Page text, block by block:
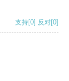
支持[0] 反对[0]